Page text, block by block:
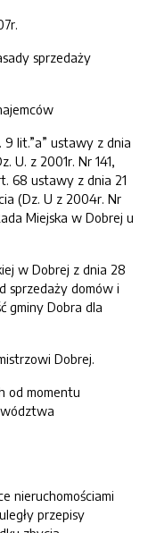
sprzedaży
lit.”a” ustawy z dnia
U. z 2001r. Nr 141,
68 ustawy z dnia 21
(Dz. U z 2004r. Nr
Miejska w Dobrej u
w Dobrej z dnia 28
sprzedaży domów i
gminy Dobra dla
Dobrej.
od momentu
nieruchomościami
przepisy